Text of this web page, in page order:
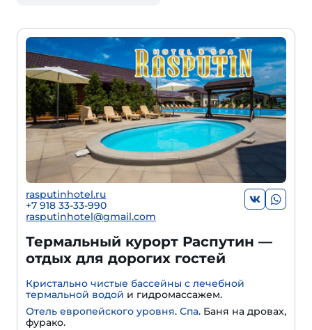
rasputinhotel.ru
+7 918 33-33-990
rasputinhotel@gmail.com
Термальный курорт Распутин —
отдых для дорогих гостей
Кристально чистые бассейны с лечебной
термальной водой и гидромассажем.
Отель европейского уровня. Спа. Баня на дровах,
фурако.